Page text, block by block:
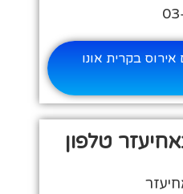
בקרית אונו
טלפון